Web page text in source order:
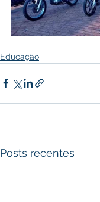
Educação
Posts recentes